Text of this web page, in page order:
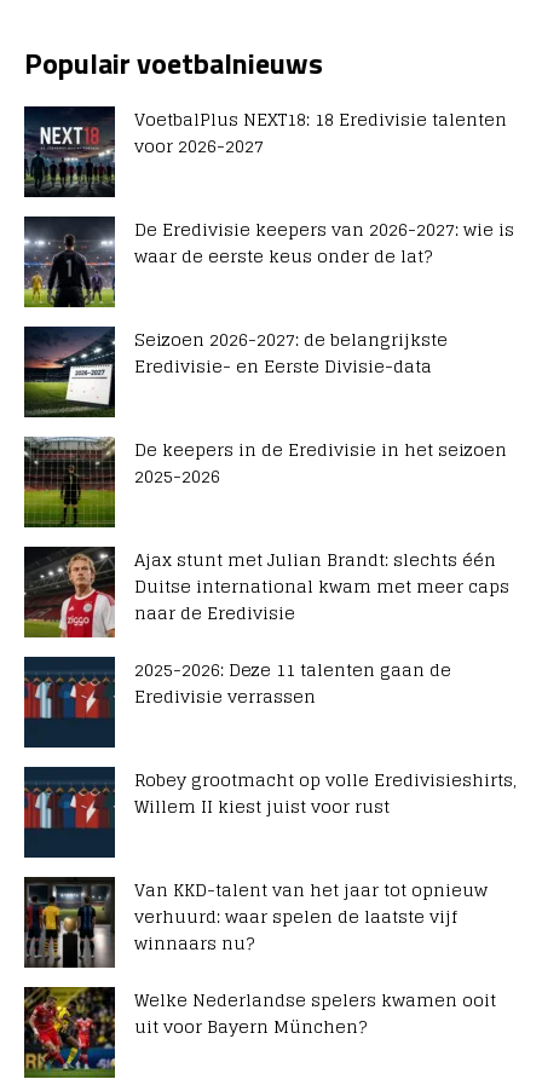
Populair voetbalnieuws
VoetbalPlus NEXT18: 18 Eredivisie talenten
voor 2026-2027
De Eredivisie keepers van 2026-2027: wie is
waar de eerste keus onder de lat?
Seizoen 2026-2027: de belangrijkste
Eredivisie- en Eerste Divisie-data
De keepers in de Eredivisie in het seizoen
2025-2026
Ajax stunt met Julian Brandt: slechts één
Duitse international kwam met meer caps
naar de Eredivisie
2025-2026: Deze 11 talenten gaan de
Eredivisie verrassen
Robey grootmacht op volle Eredivisieshirts,
Willem II kiest juist voor rust
Van KKD-talent van het jaar tot opnieuw
verhuurd: waar spelen de laatste vijf
winnaars nu?
Welke Nederlandse spelers kwamen ooit
uit voor Bayern München?